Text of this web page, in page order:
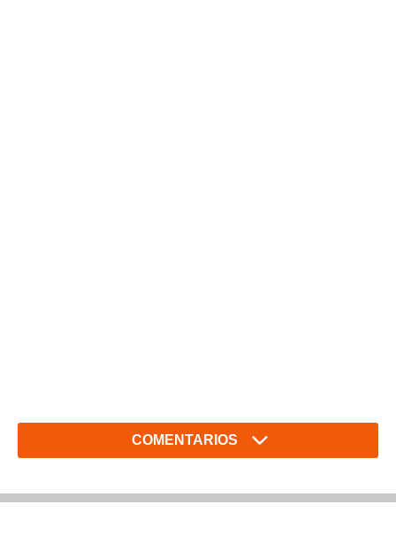
COMENTARIOS